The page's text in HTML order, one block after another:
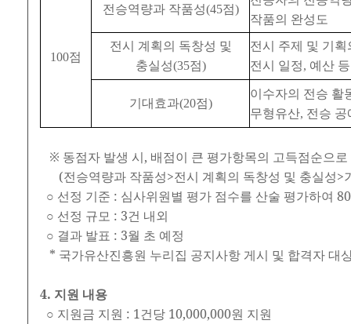
100점
전승역량과 작품성(45점)
작품의 완성도
전시 계획의 독창성 및
충실성(35점)
전시 주제 및 기
전시 일정, 예산
기대효과(20점)
이수자의 전승 활
무형유산, 전승 공
※ 동점자 발생 시, 배점이 큰 평가항목의 고득점순으
(전승역량과 작품성>전시 계획의 독창성 및 충실성>
○ 선정 기준 : 심사위원별 평가 점수를 산술 평가하여
○ 선정 규모 : 3건 내외
○ 결과 발표 : 3월 초 예정
* 국가유산진흥원 누리집 공지사항 게시 및 합격자 대
4. 지원 내용
○ 지원금 지원 : 1건당 10,000,000원 지원